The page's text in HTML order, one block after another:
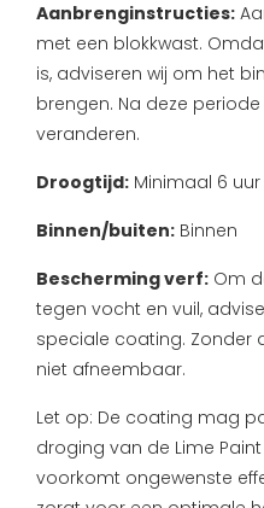
Aanbrenginstructies:
met een blokkwast.
is, adviseren wij om het
brengen. Na deze
veranderen.
Droogtijd: Minimaal 6 uur
Binnen/buiten: Binnen
Bescherming verf: Om
tegen vocht en vuil,
speciale coating. Zonder
niet afneembaar.
Let op: De coating mag
droging van de Lime
voorkomt ongewenste